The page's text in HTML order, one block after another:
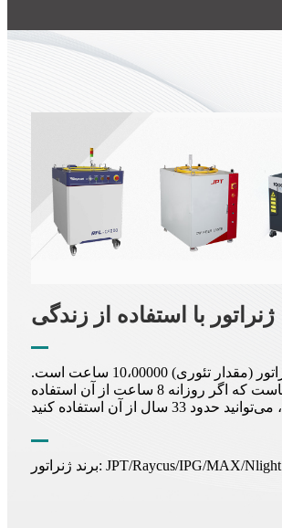
ژنراتور با استفاده از زندگی
عمر مفید ژنراتور (مقدار تئوری) 10،00000 ساعت است.
این بدان معناست که اگر روزانه 8 ساعت از آن استفاده
برند ژنراتور: JPT/Raycus/IPG/MAX/Nlight